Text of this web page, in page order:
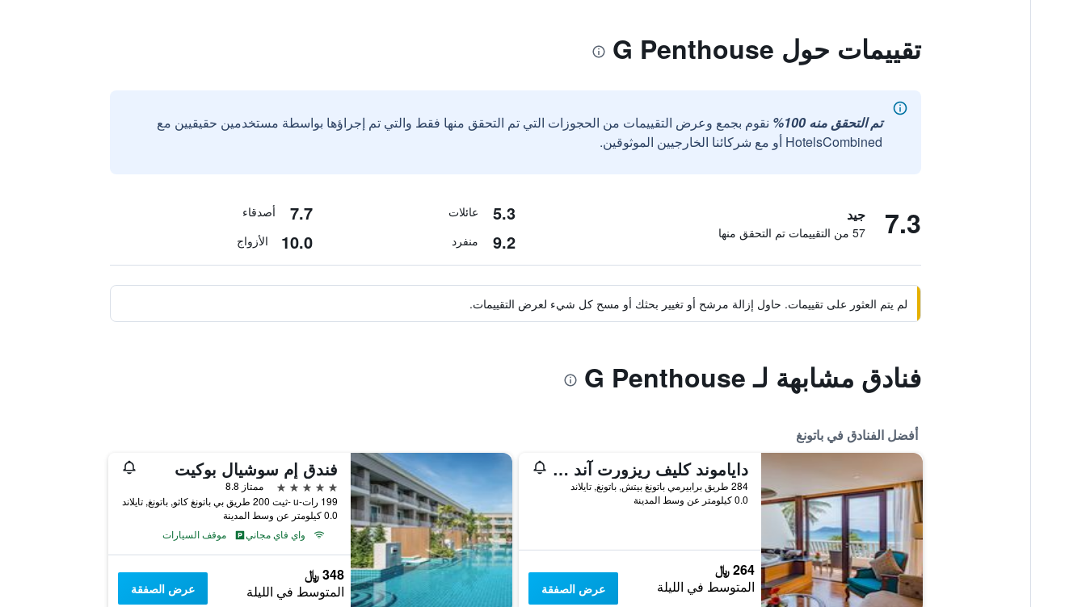
تقييمات حول G Penthouse
تم التحقق منه 100%
نقوم بجمع وعرض التقييمات من الحجوزات التي تم التحقق منها فقط والتي تم إجراؤها بواسطة مستخدمين حقيقيين مع
HotelsCombined أو مع شركائنا الخارجيين الموثوقين.
7.3 جيد
57 من التقييمات تم التحقق منها
5.3 عائلات 7.7 أصدقاء
9.2 منفرد 10.0 الأزواج
لم يتم العثور على تقييمات. حاول إزالة مرشح أو تغيير بحثك أو مسح كل شيء لعرض التقييمات.
فنادق مشابهة لـ G Penthouse
أفضل الفنادق في باتونغ
داياموند كليف ريزورت آند سبا، باتونج بيتش
284 طريق برابيرمي باتونغ بيتش, باتونغ, تايلاند
0.0 كيلومتر عن وسط المدينة
264 ﷼
المتوسط في الليلة عرض الصفقة
فندق إم سوشيال بوكيت
5 نجوم
ممتاز 8.8
199 رات-u -ثيت 200 طريق بي باتونغ كاثو, باتونغ, تايلاند
0.0 كيلومتر عن وسط المدينة
واي فاي مجاني
موقف السيارات
348 ﷼
المتوسط في الليلة عرض الصفقة